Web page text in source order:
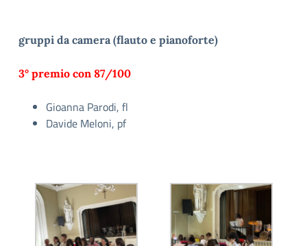
gruppi da camera (flauto e pianoforte)
3° premio con 87/100
Gioanna Parodi, fl
Davide Meloni, pf